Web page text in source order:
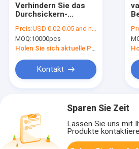
Verhindern Sie das
Durchsickern-
Beutel-Verpacken
Preis:USD 0.02-0.05 and negotiation
MOQ:10000pcs
Holen Sie sich aktuelle Preis
Kontakt
Sparen Sie Zeit
Lassen Sie uns mit
Produkte